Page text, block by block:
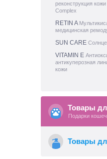
реконструкция
Complex
RETIN A
медицинская
SUN CARE
VITAMIN E
антикуперозная
кожи
Товары
Подарки
Товары